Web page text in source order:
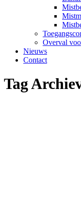
Overval
Nieuws
Contact
Tag